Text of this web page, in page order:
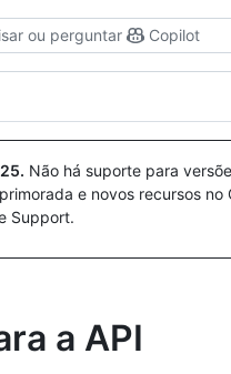
ou perguntar Copilot
. Não há suporte para
e novos recursos no
Support.
a API